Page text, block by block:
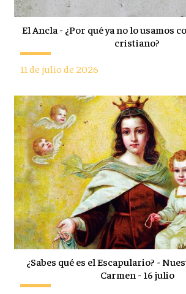
El Ancla - ¿Por qué ya no lo usamos
cristiano?
11 de julio de 2026
¿Sabes qué es el Escapulario? -
Carmen - 16 julio